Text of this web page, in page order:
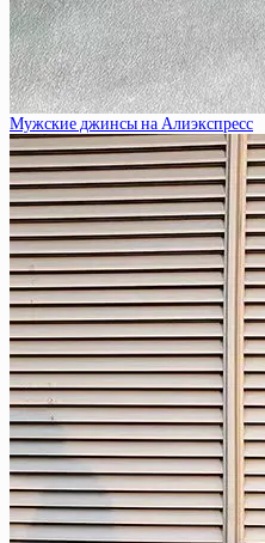
Мужские джинсы на Алиэкспресс